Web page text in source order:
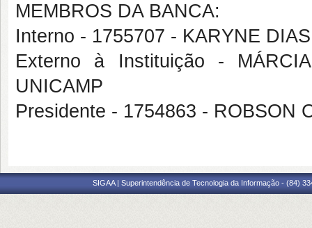
MEMBROS DA BANCA:
Interno - 1755707 - KARYNE
Externo à Instituição -
UNICAMP
Presidente - 1754863 - ROBSON
SIGAA | Superintendência de Tecnologia da Informação - (84)